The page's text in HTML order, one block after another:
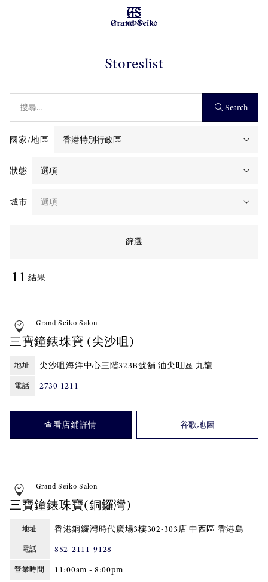
MENU
Storeslist
Search
國家/地區
狀態
城市
篩選
11 結果
Grand Seiko Salon
三寶鐘錶珠寶 (尖沙咀)
地址 尖沙咀海洋中心三階323B號舖 油尖旺區 九龍
電話 2730 1211
查看店鋪詳情 谷歌地圖
Grand Seiko Salon
三寶鐘錶珠寶(銅鑼灣)
地址 香港銅鑼灣時代廣場3樓302-303店 中西區 香港島
電話 852-2111-9128
營業時間 11:00am - 8:00pm